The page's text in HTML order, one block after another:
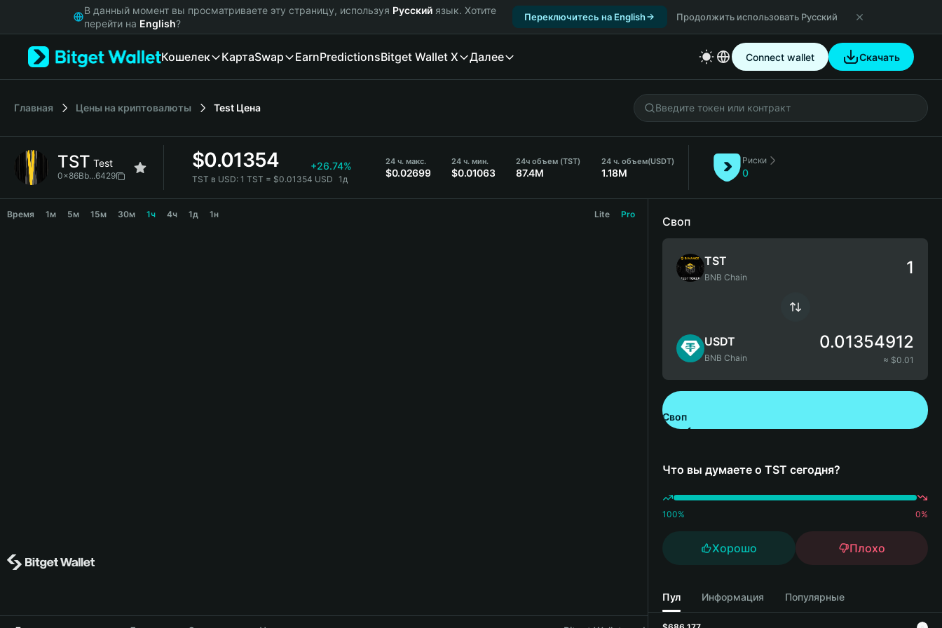
Русский
Italiano
简体中文
繁體中文
Bahasa Indonesia
В данный момент вы просматриваете эту страницу, используя Русский язык. Хотите
перейти на English?
Переключитесь на English Продолжить использовать Русский
Кошелек КартаSwap EarnPredictionsBitget Wallet X Далее Connect wallet Скачать
Главная Цены на криптовалюты Test Цена
TST Test
0x86Bb...6429
$0.01354 +26.74%
TST в USD: 1 TST = $0.01354 USD 1д
24 ч. макс.
$0.02699
24 ч. мин.
$0.01063
24ч объем (TST)
87.4M
24 ч. объем(USDT)
1.18M
Риски
0
Время 1м 5м 15м 30м 1ч 4ч 1д 1н Lite Pro
Своп
TST
BNB Chain
USDT
BNB Chain
0.01354912
≈ $0.01
Своп
Что вы думаете о TST сегодня?
100% 0%
Хорошо Плохо
Пул Информация Популярные